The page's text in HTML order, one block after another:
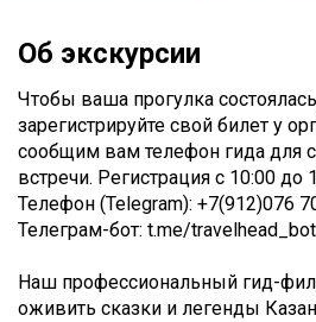
Об экскурсии
Чтобы ваша прогулка
зарегистрируйте свой билет у
сообщим вам телефон гида для
встречи. Регистрация c 10:00 до
Телефон (Telegram): +7(912)076
Телеграм-бот: t.me/travelhead_bot
Наш профессиональный гид-
оживить сказки и легенды